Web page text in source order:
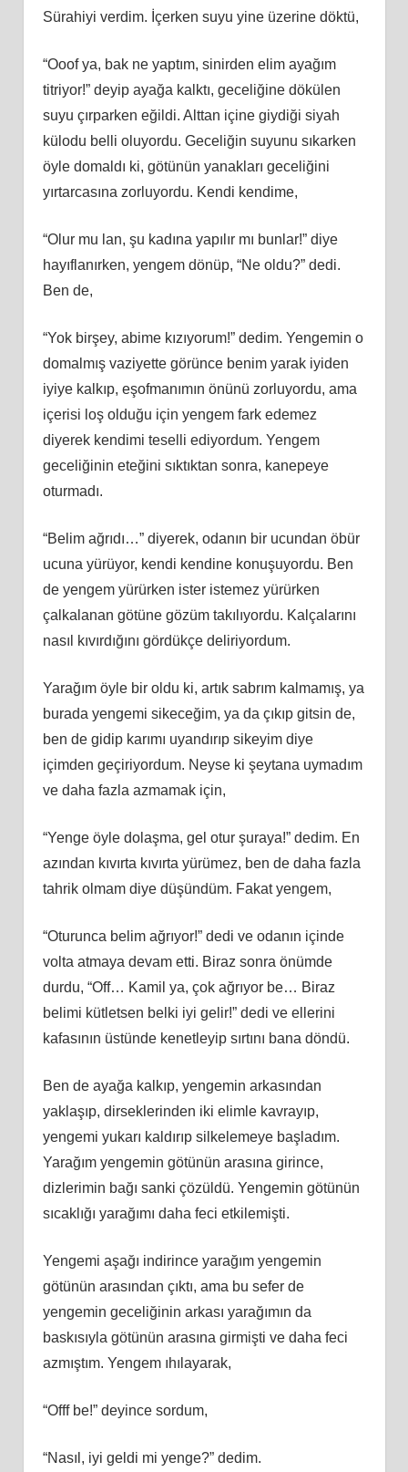
Sürahiyi verdim. İçerken suyu yine üzerine döktü,
“Ooof ya, bak ne yaptım, sinirden elim ayağım
titriyor!” deyip ayağa kalktı, geceliğine dökülen
suyu çırparken eğildi. Alttan içine giydiği siyah
külodu belli oluyordu. Geceliğin suyunu sıkarken
öyle domaldı ki, götünün yanakları geceliğini
yırtarcasına zorluyordu. Kendi kendime,
“Olur mu lan, şu kadına yapılır mı bunlar!” diye
hayıflanırken, yengem dönüp, “Ne oldu?” dedi.
Ben de,
“Yok birşey, abime kızıyorum!” dedim. Yengemin o
domalmış vaziyette görünce benim yarak iyiden
iyiye kalkıp, eşofmanımın önünü zorluyordu, ama
içerisi loş olduğu için yengem fark edemez
diyerek kendimi teselli ediyordum. Yengem
geceliğinin eteğini sıktıktan sonra, kanepeye
oturmadı.
“Belim ağrıdı…” diyerek, odanın bir ucundan öbür
ucuna yürüyor, kendi kendine konuşuyordu. Ben
de yengem yürürken ister istemez yürürken
çalkalanan götüne gözüm takılıyordu. Kalçalarını
nasıl kıvırdığını gördükçe deliriyordum.
Yarağım öyle bir oldu ki, artık sabrım kalmamış, ya
burada yengemi sikeceğim, ya da çıkıp gitsin de,
ben de gidip karımı uyandırıp sikeyim diye
içimden geçiriyordum. Neyse ki şeytana uymadım
ve daha fazla azmamak için,
“Yenge öyle dolaşma, gel otur şuraya!” dedim. En
azından kıvırta kıvırta yürümez, ben de daha fazla
tahrik olmam diye düşündüm. Fakat yengem,
“Oturunca belim ağrıyor!” dedi ve odanın içinde
volta atmaya devam etti. Biraz sonra önümde
durdu, “Off… Kamil ya, çok ağrıyor be… Biraz
belimi kütletsen belki iyi gelir!” dedi ve ellerini
kafasının üstünde kenetleyip sırtını bana döndü.
Ben de ayağa kalkıp, yengemin arkasından
yaklaşıp, dirseklerinden iki elimle kavrayıp,
yengemi yukarı kaldırıp silkelemeye başladım.
Yarağım yengemin götünün arasına girince,
dizlerimin bağı sanki çözüldü. Yengemin götünün
sıcaklığı yarağımı daha feci etkilemişti.
Yengemi aşağı indirince yarağım yengemin
götünün arasından çıktı, ama bu sefer de
yengemin geceliğinin arkası yarağımın da
baskısıyla götünün arasına girmişti ve daha feci
azmıştım. Yengem ıhılayarak,
“Offf be!” deyince sordum,
“Nasıl, iyi geldi mi yenge?” dedim.